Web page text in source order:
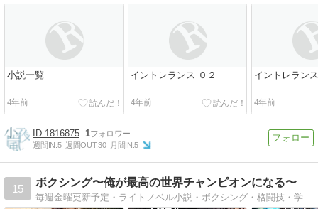
小説一覧
4年前
イントレランス ０２
4年前
イントレラン
4年前
1816875 1
週間IN:5 週間OUT:30 月間IN:5
15
ボクシング〜俺が最高の世界チャンピオンになる〜
毎週金曜更新予定・ライトノベル小説・ボクシング・格闘技・学園・恋愛